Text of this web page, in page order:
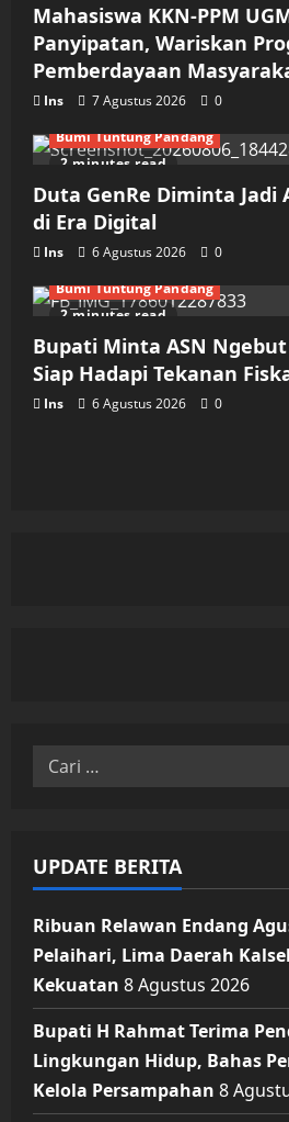
Mahasiswa KKN-PPM
Panyipatan, Wariskan
Pemberdayaan
Ins 7 Agustus 2026 0
2 minutes read
Bumi Tuntung Pandang
Duta GenRe Diminta Jadi
di Era Digital
Ins 6 Agustus 2026 0
2 minutes read
Bumi Tuntung Pandang
Bupati Minta ASN
Siap Hadapi Tekanan
Ins 6 Agustus 2026 0
Cari
UPDATE BERITA
Ribuan Relawan Endang
Pelaihari, Lima Daerah
Kekuatan 8 Agustus 2026
Bupati H Rahmat Terima
Lingkungan Hidup, Bahas
Kelola Persampahan 8